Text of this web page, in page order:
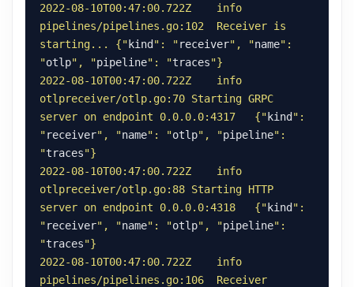
2022-08-10T00:47:00.722Z    info
pipelines/pipelines.go:102  Receiver is
starting... {" kind ": "receiver", "name":
"otlp", "pipeline": "traces
2022-08-10T00:47:00.722Z    info
otlpreceiver/otlp.go:70 Starting GRPC
server on endpoint 0.0.0.0:4317   {" kind ":
"receiver", "name": "otlp", "pipeline":
"traces
2022-08-10T00:47:00.722Z    info
otlpreceiver/otlp.go:88 Starting HTTP
server on endpoint 0.0.0.0:4318   {" kind ":
"receiver", "name": "otlp", "pipeline":
"traces
2022-08-10T00:47:00.722Z    info
pipelines/pipelines.go:106  Receiver